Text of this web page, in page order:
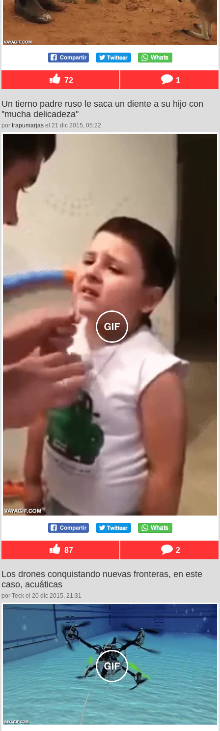
72 1
Un tierno padre ruso le saca un diente a su hijo con
''mucha delicadeza''
por trapumarjas el 21 dic 2015, 05:22
87 2
Los drones conquistando nuevas fronteras, en este
caso, acuáticas
por Teck el 20 dic 2015, 21:31